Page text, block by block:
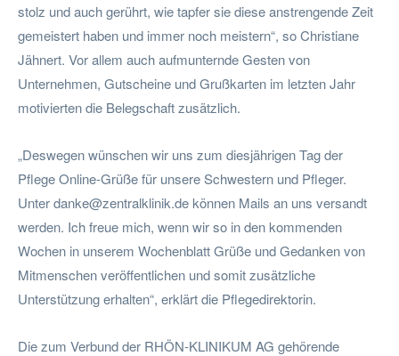
stolz und auch gerührt, wie tapfer sie diese anstrengende Zeit
gemeistert haben und immer noch meistern“, so Christiane
Jähnert. Vor allem auch aufmunternde Gesten von
Unternehmen, Gutscheine und Grußkarten im letzten Jahr
motivierten die Belegschaft zusätzlich.
„Deswegen wünschen wir uns zum diesjährigen Tag der
Pflege Online-Grüße für unsere Schwestern und Pfleger.
Unterdanke@zentralklinik.de können Mails an uns versandt
werden. Ich freue mich, wenn wir so in den kommenden
Wochen in unserem Wochenblatt Grüße und Gedanken von
Mitmenschen veröffentlichen und somit zusätzliche
Unterstützung erhalten“, erklärt die Pflegedirektorin.
Die zum Verbund der RHÖN-KLINIKUM AG gehörende